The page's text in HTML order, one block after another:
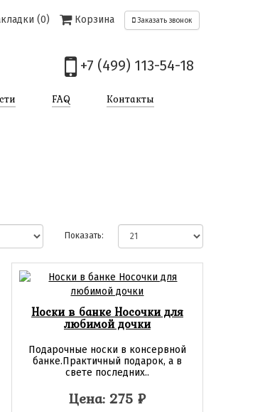
(0) Корзина Заказать звонок
+7 (499) 113-54-18
FAQ Контакты
Показать:
Носки в банке Носочки для
любимой дочки
Подарочные носки в консервной
банке.Практичный подарок, а в
свете последних..
Цена: 275 ₽